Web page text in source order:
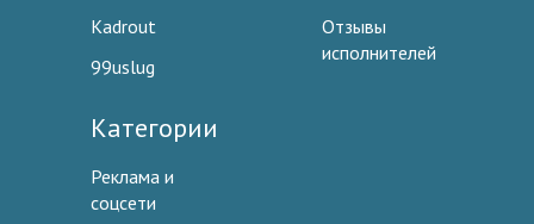
Kadrout
99uslug
Отзывы
исполнителей
Категории
Реклама и
соцсети